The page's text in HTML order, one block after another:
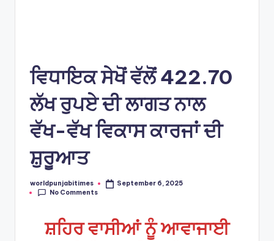
ਵਿਧਾਇਕ ਸੇਖੋਂ ਵੱਲੋਂ 422.70
ਲੱਖ ਰੁਪਏ ਦੀ ਲਾਗਤ ਨਾਲ
ਵੱਖ-ਵੱਖ ਵਿਕਾਸ ਕਾਰਜਾਂ ਦੀ
ਸ਼ੁਰੂਆਤ
Posted
by
worldpunjabitimes
September 6, 2025
No Comments
ਸ਼ਹਿਰ ਵਾਸੀਆਂ ਨੂੰ ਆਵਾਜਾਈ